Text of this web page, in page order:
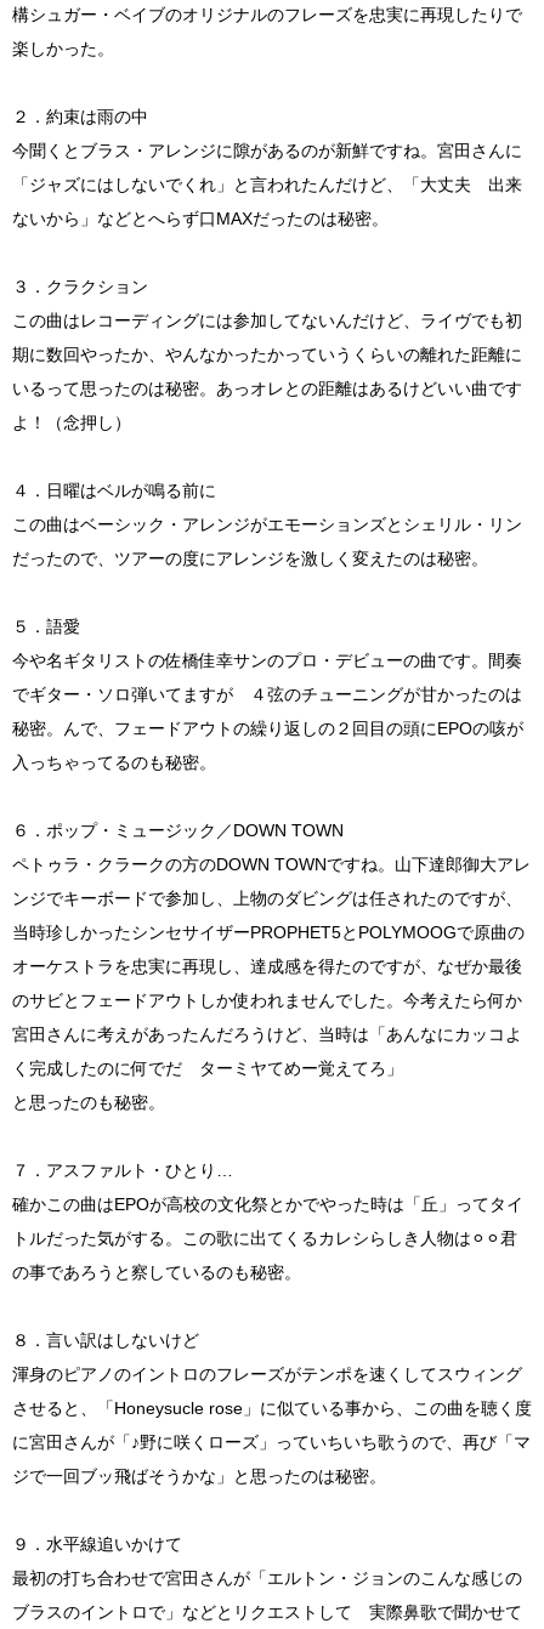
構シュガー・ベイブのオリジナルのフレーズを忠実に再現したりで
楽しかった。
２．約束は雨の中
今聞くとブラス・アレンジに隙があるのが新鮮ですね。宮田さんに
「ジャズにはしないでくれ」と言われたんだけど、「大丈夫 出来
ないから」などとへらず口MAXだったのは秘密。
３．クラクション
この曲はレコーディングには参加してないんだけど、ライヴでも初
期に数回やったか、やんなかったかっていうくらいの離れた距離に
いるって思ったのは秘密。あっオレとの距離はあるけどいい曲です
よ！（念押し）
４．日曜はベルが鳴る前に
この曲はベーシック・アレンジがエモーションズとシェリル・リン
だったので、ツアーの度にアレンジを激しく変えたのは秘密。
５．語愛
今や名ギタリストの佐橋佳幸サンのプロ・デビューの曲です。間奏
でギター・ソロ弾いてますが ４弦のチューニングが甘かったのは
秘密。んで、フェードアウトの繰り返しの２回目の頭にEPOの咳が
入っちゃってるのも秘密。
６．ポップ・ミュージック／DOWN TOWN
ペトゥラ・クラークの方のDOWN TOWNですね。山下達郎御大アレ
ンジでキーボードで参加し、上物のダビングは任されたのですが、
当時珍しかったシンセサイザーPROPHET5とPOLYMOOGで原曲の
オーケストラを忠実に再現し、達成感を得たのですが、なぜか最後
のサビとフェードアウトしか使われませんでした。今考えたら何か
宮田さんに考えがあったんだろうけど、当時は「あんなにカッコよ
く完成したのに何でだ ターミヤてめー覚えてろ」
と思ったのも秘密。
７．アスファルト・ひとり…
確かこの曲はEPOが高校の文化祭とかでやった時は「丘」ってタイ
トルだった気がする。この歌に出てくるカレシらしき人物は⚪︎⚪︎君
の事であろうと察しているのも秘密。
８．言い訳はしないけど
渾身のピアノのイントロのフレーズがテンポを速くしてスウィング
させると、「Honeysucle rose」に似ている事から、この曲を聴く度
に宮田さんが「♪野に咲くローズ」っていちいち歌うので、再び「マ
ジで一回ブッ飛ばそうかな」と思ったのは秘密。
９．水平線追いかけて
最初の打ち合わせで宮田さんが「エルトン・ジョンのこんな感じの
ブラスのイントロで」などとリクエストして 実際鼻歌で聞かせて